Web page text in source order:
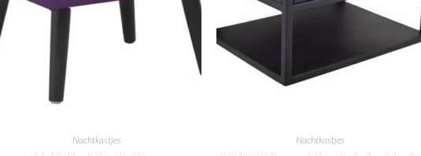
Nachtkastjes Nachtkastjes